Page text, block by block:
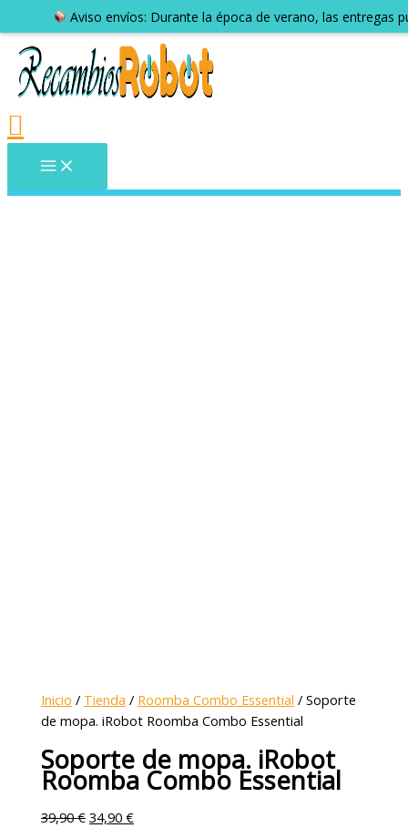
Aviso envíos: Durante la época de verano, las entregas
Inicio / Tienda / Roomba Combo Essential / Soporte
de mopa. iRobot Roomba Combo Essential
Soporte de mopa. iRobot
Roomba Combo Essential
39,90€ 34,90€